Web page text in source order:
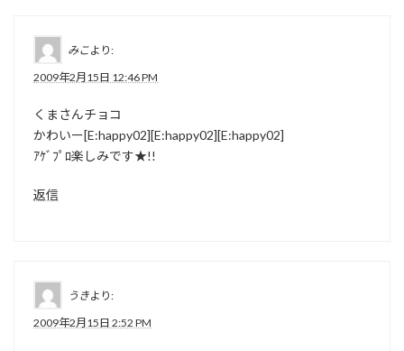
みこより:
2009年2月15日 12:46 PM
くまさんチョコ
かわいー[E:happy02][E:happy02][E:happy02]
ｱｹﾞﾌﾟﾛ楽しみです★!!
返信
うきより:
2009年2月15日 2:52 PM